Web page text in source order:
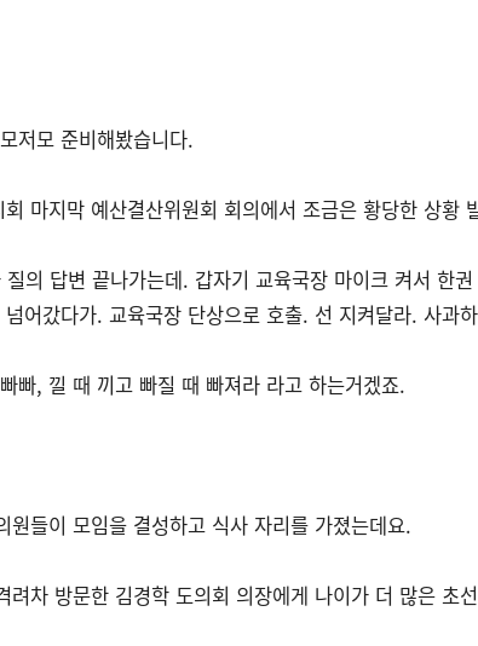
저모 준비해봤습니다.
마지막 예산결산위원회 회의에서 조금은 황당한 상황
의 답변 끝나가는데. 갑자기 교육국장 마이크 켜서 한
어갔다가. 교육국장 단상으로 호출. 선 지켜달라. 사과
빠, 낄 때 끼고 빠질 때 빠져라 라고 하는거겠죠.
원들이 모임을 결성하고 식사 자리를 가졌는데요.
려차 방문한 김경학 도의회 의장에게 나이가 더 많은 초